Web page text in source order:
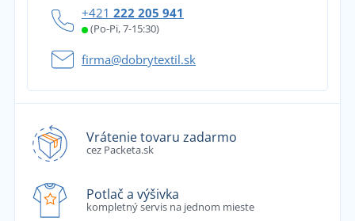
+421 222 205 941
(Po-Pi, 7-15:30)
firma@dobrytextil.sk
Vrátenie tovaru zadarmo
cez Packeta.sk
Potlač a výšivka
kompletný servis na jednom mieste